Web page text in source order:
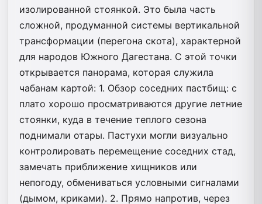
изолированной стоянкой. Это была часть
сложной, продуманной системы вертикальной
трансформации (перегона скота), характерной
для народов Южного Дагестана. С этой точки
открывается панорама, которая служила
чабанам картой: 1. Обзор соседних пастбищ: с
плато хорошо просматриваются другие летние
стоянки, куда в течение теплого сезона
поднимали отары. Пастухи могли визуально
контролировать перемещение соседних стад,
замечать приближение хищников или
непогоду, обмениваться условными сигналами
(дымом, криками). 2. Прямо напротив, через